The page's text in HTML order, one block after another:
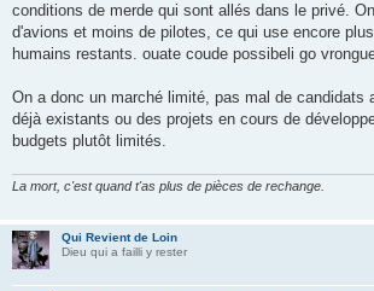
conditions de merde qui sont allés dans le privé.
d'avions et moins de pilotes, ce qui use encore
humains restants. ouate coude possibeli go
On a donc un marché limité, pas mal de candidats
déjà existants ou des projets en cours de
budgets plutôt limités.
La mort, c'est quand t'as plus de pièces de rechange.
Qui Revient de Loin
Dieu qui a failli y rester